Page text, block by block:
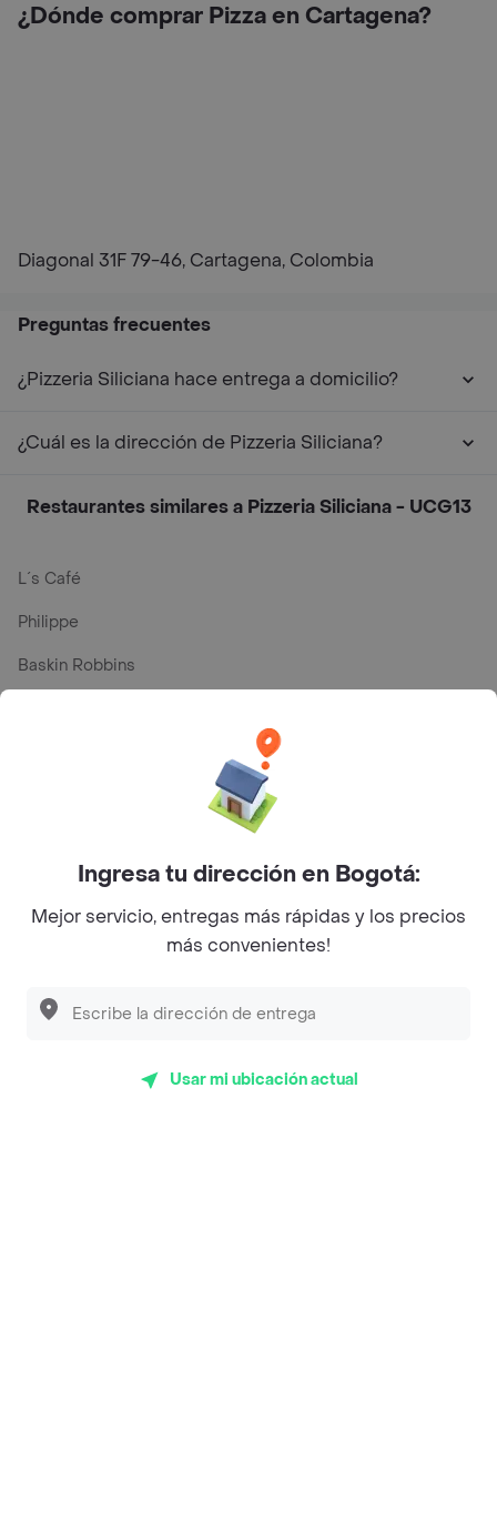
¿Dónde comprar Pizza en Cartagena?
Diagonal 31F 79-46, Cartagena, Colombia
Preguntas frecuentes
¿Pizzeria Siliciana hace entrega a domicilio?
¿Cuál es la dirección de Pizzeria Siliciana?
Restaurantes similares a Pizzeria Siliciana - UCG13
L´s Café
Philippe
Baskin Robbins
Empanaditas de Pipian - Empanadas
Desayunadero de la 42
Sopitas y Frijoladas
Ingresa tu dirección en Bogotá:
Mejor servicio, entregas más rápidas y los precios
más convenientes!
Usar mi ubicación actual